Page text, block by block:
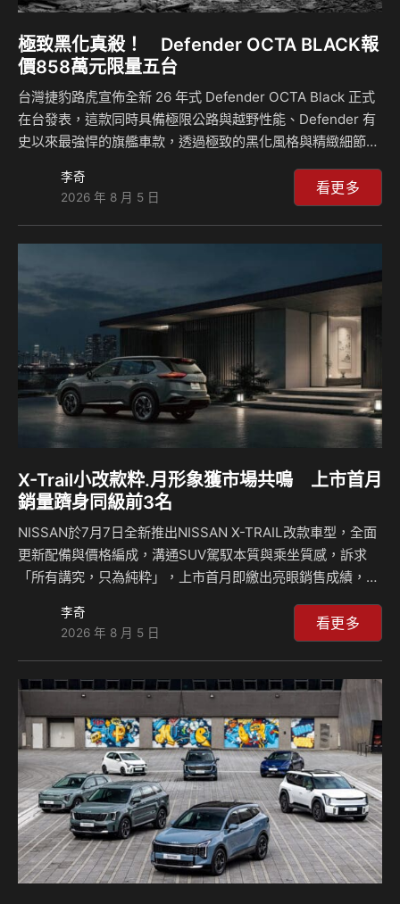
極致黑化真殺！ Defender OCTA BLACK報
價858萬元限量五台
台灣捷豹路虎宣佈全新 26 年式 Defender OCTA Black 正式
在台發表，這款同時具備極限公路與越野性能、Defender 有
史以來最強悍的旗艦車款，透過極致的黑化風格與精緻細節，
OCTA Black 全車總計多達 30 項外觀設計元素採用黑色塗
裝，並且以 Defender 車色系譜中最純粹的納維克黑 (Narvik
Black) 作為專屬車色，這款深沉的暗黑色系以亮澤塗裝為標
護板採用緞光黑色施以粉末塗層，外露的拖車環同樣為緞光黑
色塗裝，前方的亮澤黑拖車環蓋與後方的亮…
李奇
2026 年 8 月 5 日
看更多
X-Trail小改款粋.月形象獲市場共鳴 上市首月
銷量躋身同級前3名
NISSAN於7月7日全新推出NISSAN X-TRAIL改款車型，全面
更新配備與價格編成，溝通SUV駕馭本質與乘坐質感，訴求
「所有講究，只為純粋」，上市首月即繳出亮眼銷售成績，雖
17%，躋身國產中大型汽油及油電休旅車款銷售排行前3名，
顯示消費者對全新產品定位與傳播主軸的正面肯定與回應。
X-TRAIL以粋．月為題，重新詮釋國產休旅車本質與價值，並
以LSUV （Luxury SUV）作為造車標準，為消費者帶來媲美
豪華車款的設計質感、靜謐車室與智慧科技體驗，此外，全新
製作的車型廣告影片於YouTube影音平台累積觀看次數3週內
已突破500萬…
李奇
2026 年 8 月 5 日
看更多